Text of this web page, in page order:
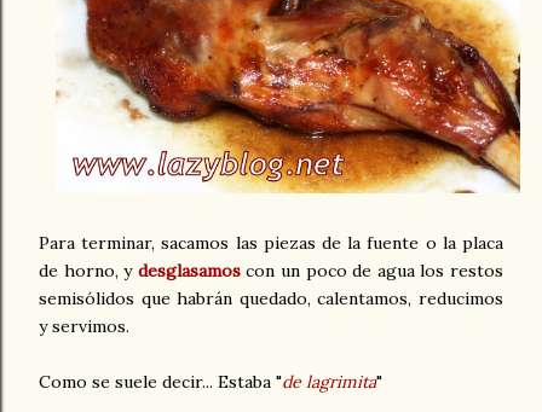
Para terminar, sacamos las piezas de la fuente o la placa
de horno, y desglasamoscon un poco de agua los restos
semisólidos que habrán quedado, calentamos, reducimos
y servimos.
Como se suele decir... Estaba "de lagrimita"